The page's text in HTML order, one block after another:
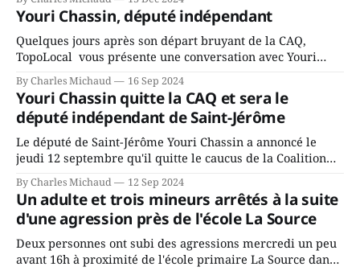
fait l’annonce en s’adressant aux employés de la ville,
rassemblés en soirée pour leur traditionnel souper
Youri Chassin, député indépendant
Quelques jours après son départ bruyant de la CAQ,
TopoLocal vous présente une conversation avec Youri
depuis longtemps? Sera-t-il candidat indépendant dans 2
ans? Joindrait-il un autre parti, par exemple les
conservateurs d’Éric Duhaime? Que lui
By Charles Michaud 16 Sep 2024
Youri Chassin quitte la CAQ et sera le
député indépendant de Saint-Jérôme
Le député de Saint-Jérôme Youri Chassin a annoncé le
jeudi 12 septembre qu'il quitte le caucus de la Coalition
gouvernement de la CAQ, surtout de son incapacité, qu'il
juge chronique, à offrir des
By Charles Michaud 12 Sep 2024
Un adulte et trois mineurs arrêtés à la suite
d'une agression près de l'école La Source
Deux personnes ont subi des agressions mercredi un peu
avant 16h à proximité de l'école primaire La Source dans